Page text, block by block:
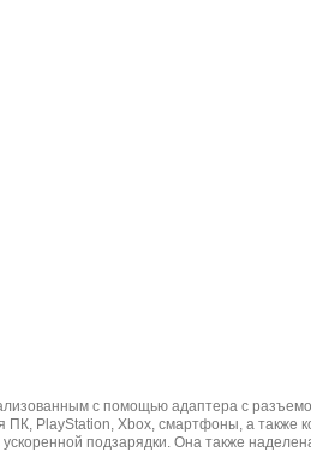
с помощью адаптера с
PlayStation, Xbox, смартфоны, а также
подзарядки. Она также